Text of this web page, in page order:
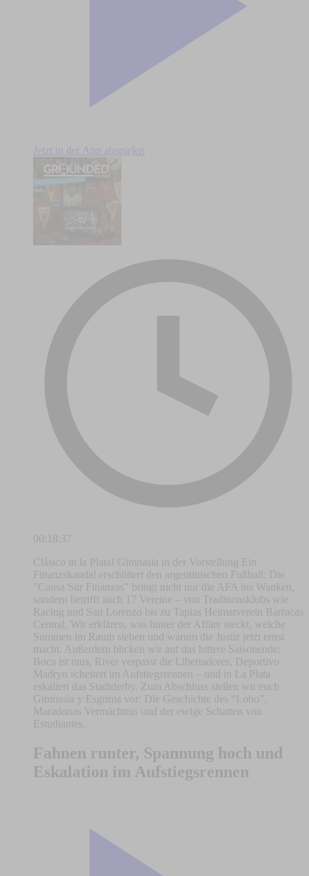
Jetzt in der App abspielen
00:18:37
Clásico in la Plata! Gimnasia in der Vorstellung Ein
Finanzskandal erschüttert den argentinischen Fußball: Die
"Causa Sur Finanzas" bringt nicht nur die AFA ins Wanken,
sondern betrifft auch 17 Vereine – von Traditionsklubs wie
Racing und San Lorenzo bis zu Tapias Heimatverein Barracas
Central. Wir erklären, was hinter der Affäre steckt, welche
Summen im Raum stehen und warum die Justiz jetzt ernst
macht. Außerdem blicken wir auf das bittere Saisonende:
Boca ist raus, River verpasst die Libertadores, Deportivo
Madryn scheitert im Aufstiegsrennen – und in La Plata
eskaliert das Stadtderby. Zum Abschluss stellen wir euch
Gimnasia y Esgrima vor: Die Geschichte des “Lobo”,
Maradonas Vermächtnis und der ewige Schatten von
Estudiantes.
Fahnen runter, Spannung hoch und
Eskalation im Aufstiegsrennen